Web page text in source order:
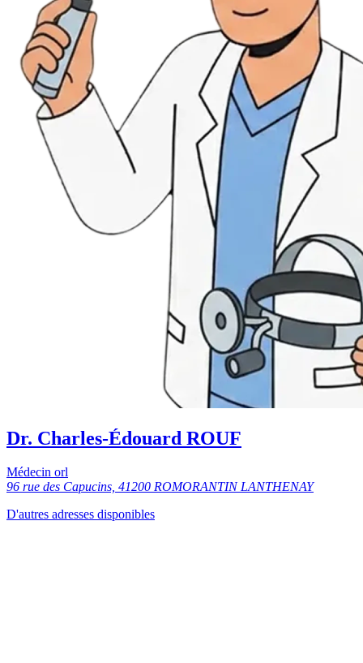
Dr. Charles-Édouard ROUF
Médecin orl
96 rue des Capucins, 41200 ROMORANTIN LANTHENAY
D'autres adresses disponibles